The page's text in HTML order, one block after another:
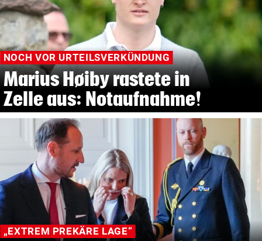
NOCH VOR URTEILSVERKÜNDUNG
Marius Høiby rastete in
Zelle aus: Notaufnahme!
„EXTREM PREKÄRE LAGE“